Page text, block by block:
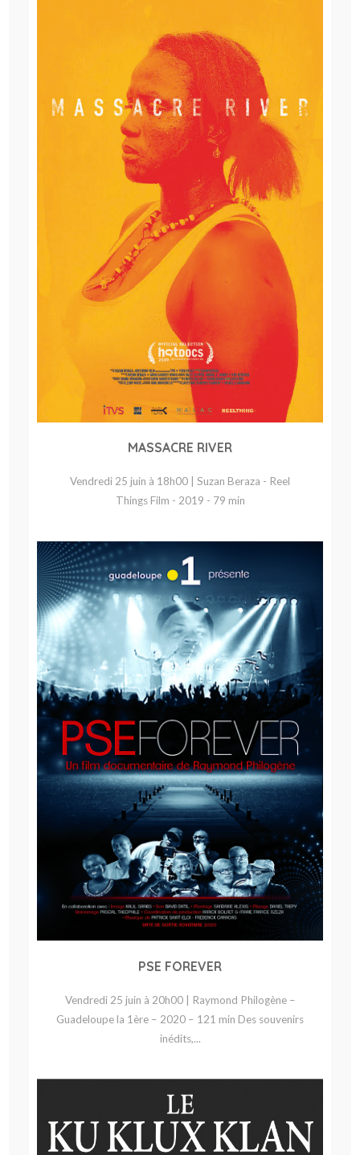
MASSACRE RIVER
Vendredi 25 juin à 18h00 | Suzan Beraza - Reel
Things Film - 2019 - 79 min
PSE FOREVER
Vendredi 25 juin à 20h00 | Raymond Philogène –
Guadeloupe la 1ère – 2020 – 121 min Des souvenirs
inédits,...